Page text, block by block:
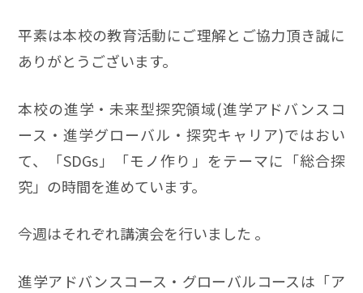
平素は本校の教育活動にご理解とご協力頂き誠に
ありがとうございます。
本校の進学・未来型探究領域(進学アドバンスコ
ース・進学グローバル・探究キャリア)ではおい
て、「SDGs」「モノ作り」をテーマに「総合探
究」の時間を進めています。
今週はそれぞれ講演会を行いました 。
進学アドバンスコース・グローバルコースは「ア